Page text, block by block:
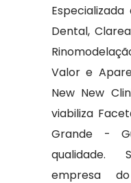
Dental,
Valor e
New New
viabiliza
Grande -
qualidade.
empresa